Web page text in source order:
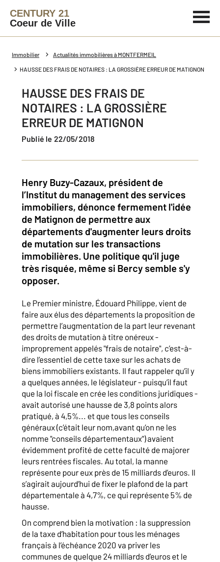
CENTURY 21
Coeur de Ville
Immobilier Actualités immobilières à MONTFERMEIL
HAUSSE DES FRAIS DE NOTAIRES : LA GROSSIÈRE ERREUR DE MATIGNON
HAUSSE DES FRAIS DE
NOTAIRES : LA GROSSIÈRE
ERREUR DE MATIGNON
Publié le 22/05/2018
Henry Buzy-Cazaux, président de
l’Institut du management des services
immobiliers, dénonce fermement l'idée
de Matignon de permettre aux
départements d'augmenter leurs droits
de mutation sur les transactions
immobilières. Une politique qu'il juge
très risquée, même si Bercy semble s'y
opposer.
Le Premier ministre, Édouard Philippe, vient de
faire aux élus des départements la proposition de
permettre l’augmentation de la part leur revenant
des droits de mutation à titre onéreux -
improprement appelés "frais de notaire", c’est-à-
dire l’essentiel de cette taxe sur les achats de
biens immobiliers existants. Il faut rappeler qu’il y
a quelques années, le législateur - puisqu’il faut
que la loi fiscale en crée les conditions juridiques -
avait autorisé une hausse de 3,8 points alors
pratiqué, à 4,5%... et que tous les conseils
généraux (c’était leur nom,avant qu’on ne les
nomme "conseils départementaux") avaient
évidemment profité de cette faculté de majorer
leurs rentrées fiscales. Au total, la manne
représente pour eux près de 15 milliards d’euros. Il
s’agirait aujourd’hui de fixer le plafond de la part
départementale à 4,7%, ce qui représente 5% de
hausse.
On comprend bien la motivation : la suppression
de la taxe d’habitation pour tous les ménages
français à l’échéance 2020 va priver les
communes de quelque 24 milliards d’euros et le